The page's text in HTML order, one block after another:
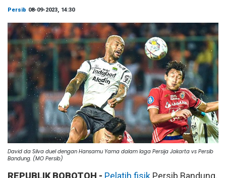
Persib 08-09-2023, 14:30
David da Silva duel dengan Hansamu Yama dalam laga Persija Jakarta vs Persib
Bandung. (MO Persib)
REPUBLIK BOBOTOH - Pelatih fisik Persib Bandung,